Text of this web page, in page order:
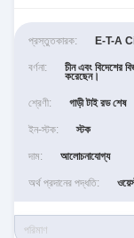
প্রস্তুতকারক: E-T-A
বর্ণনা: চীন এবং বিদেশের
করেছেন।
শ্রেণী: গাড়ী টাই রড শেষ
ইন-স্টক: স্টক
দাম: আলোচনাযোগ্য
অর্থ প্রদানের পদ্ধতি: